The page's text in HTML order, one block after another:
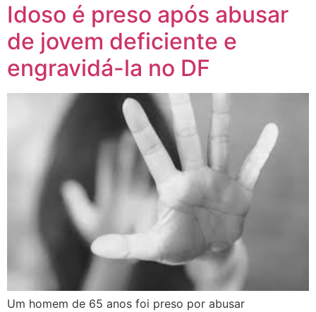
Idoso é preso após abusar
de jovem deficiente e
engravidá-la no DF
Um homem de 65 anos foi preso por abusar